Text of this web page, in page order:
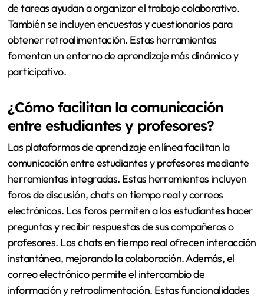
de tareas ayudan a organizar el trabajo colaborativo.
También se incluyen encuestas y cuestionarios para
obtener retroalimentación. Estas herramientas
fomentan un entorno de aprendizaje más dinámico y
participativo.
¿Cómo facilitan la comunicación
entre estudiantes y profesores?
Las plataformas de aprendizaje en línea facilitan la
comunicación entre estudiantes y profesores mediante
herramientas integradas. Estas herramientas incluyen
foros de discusión, chats en tiempo real y correos
electrónicos. Los foros permiten a los estudiantes hacer
preguntas y recibir respuestas de sus compañeros o
profesores. Los chats en tiempo real ofrecen interacción
instantánea, mejorando la colaboración. Además, el
correo electrónico permite el intercambio de
información y retroalimentación. Estas funcionalidades